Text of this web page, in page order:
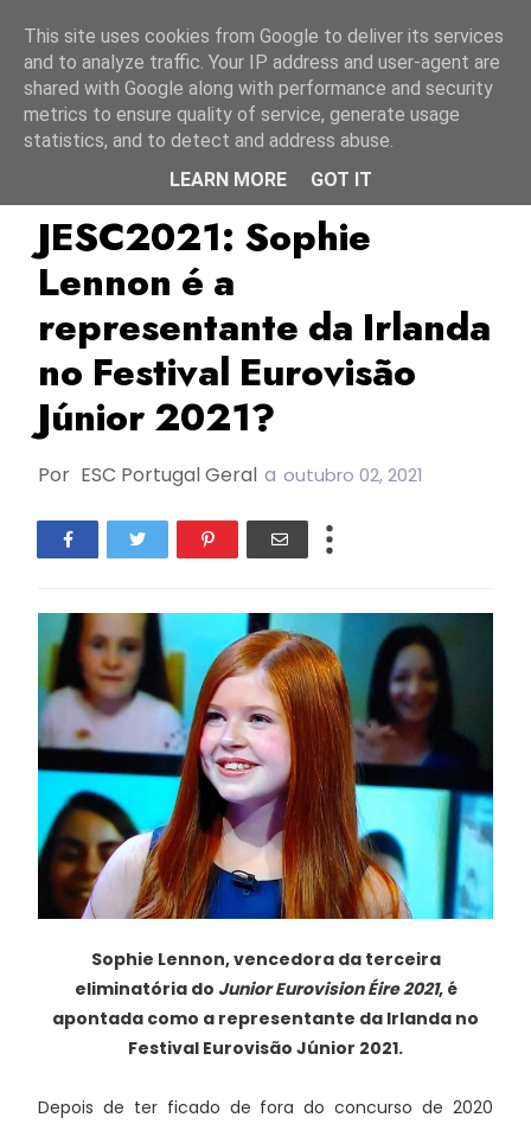
JESC2021 Junior Eurovision Éire
JESC2021: Sophie
Lennon é a
representante da Irlanda
no Festival Eurovisão
Júnior 2021?
Por ESC Portugal Geral a outubro 02, 2021
Sophie Lennon, vencedora da terceira
eliminatória do Junior Eurovision Éire 2021, é
apontada como a representante da Irlanda no
Festival Eurovisão Júnior 2021.
Depois de ter ficado de fora do concurso de 2020
This site uses cookies from Google to deliver its services
and to analyze traffic. Your IP address and user-agent are
shared with Google along with performance and security
metrics to ensure quality of service, generate usage
statistics, and to detect and address abuse.
LEARN MORE
GOT IT